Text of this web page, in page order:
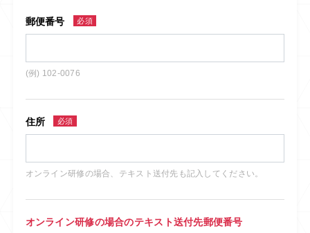
郵便番号 必須
(例) 102-0076
住所 必須
オンライン研修の場合、テキスト送付先も記入してください。
オンライン研修の場合のテキスト送付先郵便番号